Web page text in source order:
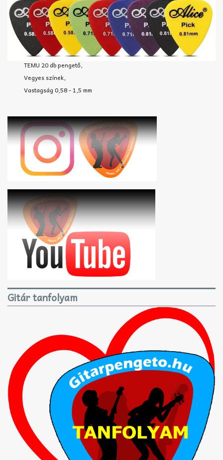
TEMU 20 db pengető,
Vegyes színek,
Vastagság 0,58 - 1,5 mm
Gitár tanfolyam